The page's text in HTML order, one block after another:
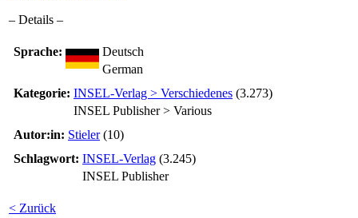
– Details –
Sprache:
Deutsch
German
Kategorie: INSEL-Verlag > Verschiedenes (3.273)
INSEL Publisher > Various
Autor:in: Stieler(10)
Schlagwort: INSEL-Verlag (3.245)
INSEL Publisher
< Zurück